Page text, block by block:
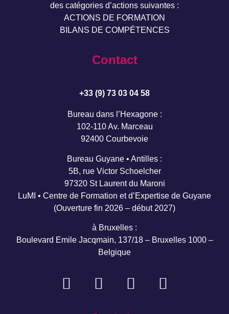
des catégories d’actions suivantes :
ACTIONS DE FORMATION
BILANS DE COMPÉTENCES
Contact
+33 (9) 73 03 04 58
Bureau dans l’Hexagone :
102-110 Av. Marceau
92400 Courbevoie
Bureau Guyane • Antilles :
5B, rue Victor Schoelcher
97320 St Laurent du Maroni
LuMI • Centre de Formation et d’Expertise de Guyane
(Ouverture fin 2026 – début 2027)
à Bruxelles :
Boulevard Emile Jacqmain, 137/18 – Bruxelles 1000 –
Belgique